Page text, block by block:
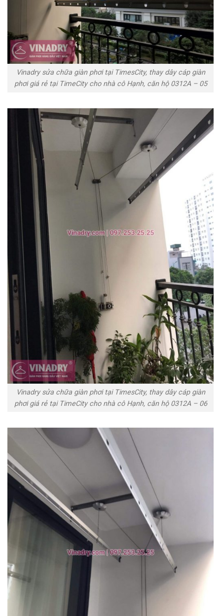
Vinadry sửa chữa giàn phơi tại TimesCity, thay dây cáp giàn
phơi giá rẻ tại TimeCity cho nhà cô Hạnh, căn hộ 0312A – 05
Vinadry sửa chữa giàn phơi tại TimesCity, thay dây cáp giàn
phơi giá rẻ tại TimeCity cho nhà cô Hạnh, căn hộ 0312A – 06